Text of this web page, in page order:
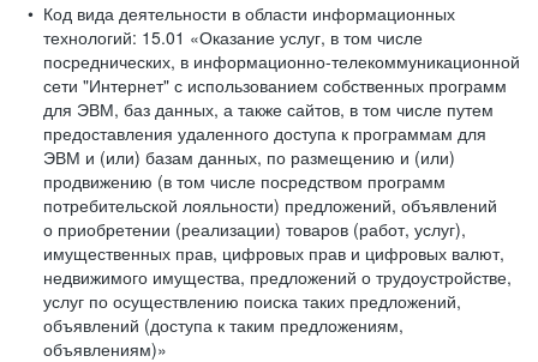
Код вида деятельности в области информационных
технологий: 15.01 «Оказание услуг, в том числе
посреднических, в информационно-телекоммуникационной
сети "Интернет" с использованием собственных программ
для ЭВМ, баз данных, а также сайтов, в том числе путем
предоставления удаленного доступа к программам для
ЭВМ и (или) базам данных, по размещению и (или)
продвижению (в том числе посредством программ
потребительской лояльности) предложений, объявлений
о приобретении (реализации) товаров (работ, услуг),
имущественных прав, цифровых прав и цифровых валют,
недвижимого имущества, предложений о трудоустройстве,
услуг по осуществлению поиска таких предложений,
объявлений (доступа к таким предложениям,
объявлениям)»